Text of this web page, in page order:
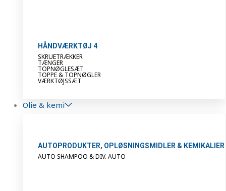
HÅNDVÆRKTØJ 4
SKRUETRÆKKER
TÆNGER
TOPNØGLESÆT
TOPPE & TOPNØGLER
VÆRKTØJSSÆT
Olie & kemi
AUTOPRODUKTER, OPLØSNINGSMIDLER & KEMIKALIER
AUTO SHAMPOO & DIV. AUTO